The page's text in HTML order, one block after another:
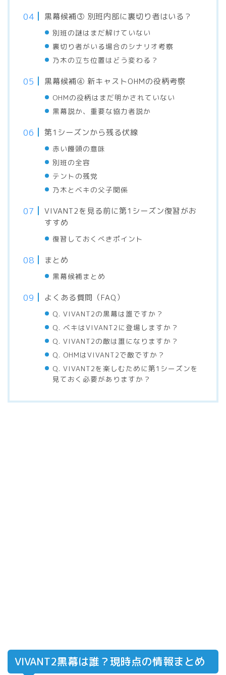
黒幕候補③ 別班内部に裏切り者はいる？
別班の謎はまだ解けていない
裏切り者がいる場合のシナリオ考察
乃木の立ち位置はどう変わる？
黒幕候補④ 新キャストOHMの役柄考察
OHMの役柄はまだ明かされていない
黒幕説か、重要な協力者説か
第1シーズンから残る伏線
赤い饅頭の意味
別班の全容
テントの残党
乃木とベキの父子関係
VIVANT2を見る前に第1シーズン復習がお
すすめ
復習しておくべきポイント
まとめ
黒幕候補まとめ
よくある質問（FAQ）
Q. VIVANT2の黒幕は誰ですか？
Q. ベキはVIVANT2に登場しますか？
Q. VIVANT2の敵は誰になりますか？
Q. OHMはVIVANT2で敵ですか？
Q. VIVANT2を楽しむために第1シーズンを
見ておく必要がありますか？
VIVANT2黒幕は誰？現時点の情報まとめ